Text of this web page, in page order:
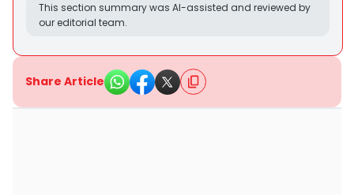
This section summary was AI-assisted and reviewed by
our editorial team.
Share Article